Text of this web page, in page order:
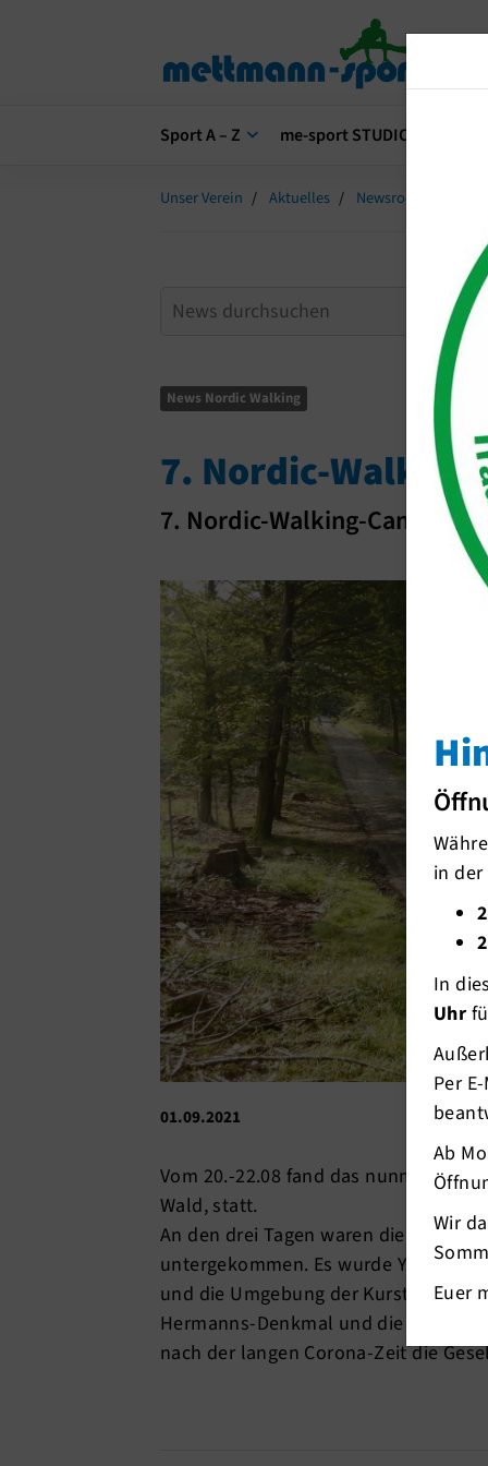
Sport A – Z me-sport STUDIO
Unser Verein Aktuelles Newsroom 7.
News Nordic Walking
7. Nordic-Walking-
7. Nordic-Walking-Camp
01.09.2021
Vom 20.-22.08 fand das nunmehr 7.
Wald, statt.
An den drei Tagen waren die 20
untergekommen. Es wurde Yoga-
und die Umgebung der Kurstadt
Hermanns-Denkmal und die
nach der langen Corona-Zeit die
in der
In
Uhr
Per
Ab
Wir
Euer